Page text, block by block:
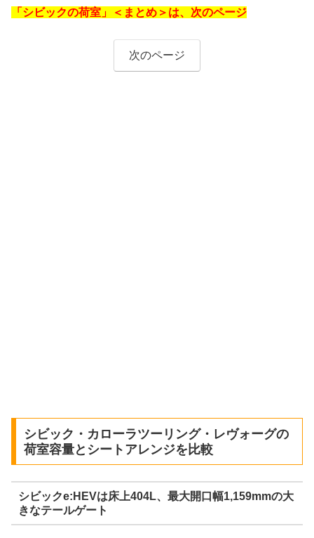
「シビックの荷室」＜まとめ＞は、次のページ
次のページ
シビック・カローラツーリング・レヴォーグの
荷室容量とシートアレンジを比較
シビックe:HEVは床上404L、最大開口幅1,159mmの大
きなテールゲート